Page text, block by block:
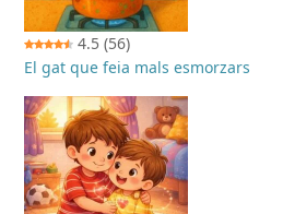
4.5 (56)
El gat que feia mals esmorzars